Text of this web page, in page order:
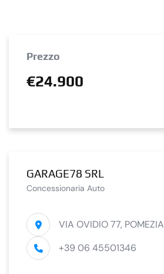
Prezzo
€24.900
GARAGE78 SRL
Concessionaria Auto
VIA OVIDIO 77, POMEZIA
+39 06 45501346